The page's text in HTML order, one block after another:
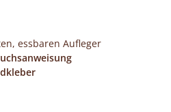
essbaren Aufleger